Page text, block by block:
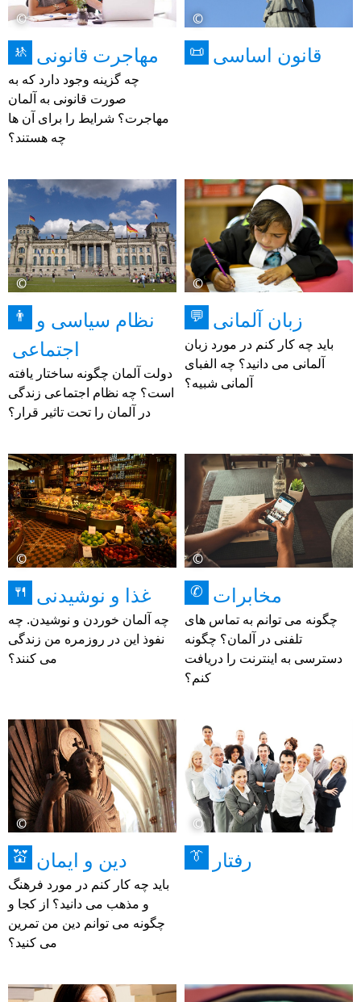
©
🚸 مهاجرت قانونی
چه گزینه وجود دارد که به
صورت قانونی به آلمان
مهاجرت؟ شرایط را برای آن ها
چه هستند؟
©
📜 قانون اساسی
©
👨
نظام سیاسی و
اجتماعی
دولت آلمان چگونه ساختار یافته
است؟ چه نظام اجتماعی زندگی
در آلمان را تحت تاثیر قرار؟
©
💬 زبان آلمانی
باید چه کار کنم در مورد زبان
آلمانی می دانید؟ چه الفبای
آلمانی شبیه؟
©
🍴 غذا و نوشیدنی
چه آلمان خوردن و نوشیدن. چه
نفوذ این در روزمره من زندگی
می کنند؟
©
✆ مخابرات
چگونه می توانم به تماس های
تلفنی در آلمان؟ چگونه
دسترسی به اینترنت را دریافت
کنم؟
©
💒 دین و ایمان
باید چه کار کنم در مورد فرهنگ
و مذهب می دانید؟ از کجا و
چگونه می توانم دین من تمرین
می کنید؟
©
👔 رفتار